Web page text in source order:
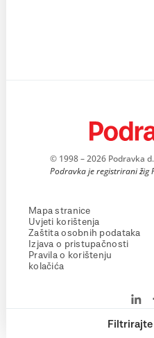
© 1998 – 2026 Podravka
Podravka je registrirani žig
Mapa stranice
Uvjeti korištenja
Zaštita osobnih podataka
Izjava o pristupačnosti
Pravila o korištenju
kolačića